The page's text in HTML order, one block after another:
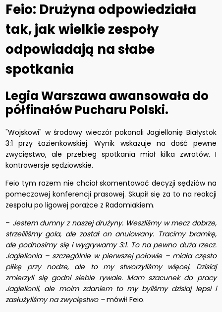
Feio: Drużyna odpowiedziała
tak, jak wielkie zespoły
odpowiadają na słabe
spotkania
Legia Warszawa awansowała do
półfinałów Pucharu Polski.
"Wojskowi" w środowy wieczór pokonali Jagiellonię Białystok
3:1 przy Łazienkowskiej. Wynik wskazuje na dość pewne
zwycięstwo, ale przebieg spotkania miał kilka zwrotów. I
kontrowersje sędziowskie.
Feio tym razem nie chciał skomentować decyzji sędziów na
pomeczowej konferencji prasowej. Skupił się za to na reakcji
zespołu po ligowej porażce z Radomiakiem.
– Jestem dumny z naszej drużyny. Weszliśmy w mecz dobrze,
strzeliliśmy gola, ale został on anulowany. Tracimy bramkę,
ale podnosimy się i wygrywamy 3:1. To na pewno duża rzecz.
Jagiellonia – szczególnie w pierwszej połowie – miała często
piłkę przy nodze, ale to my stworzyliśmy więcej. Dzisiaj
zmierzyli się godni siebie rywale. Mam szacunek do pracy
Jagiellonii, ale moim zdaniem to my byliśmy dzisiaj lepsi i
zasłużyliśmy na zwycięstwo –mówił Feio.